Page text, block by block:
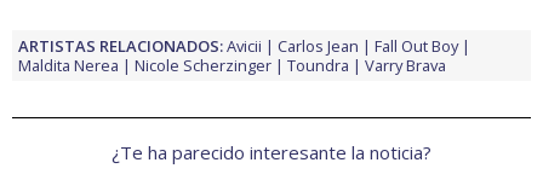
ARTISTAS RELACIONADOS:Avicii Carlos Jean
Fall Out Boy
Maldita Nerea
Nicole Scherzinger Toundra Varry Brava
¿Te ha parecido interesante la noticia?